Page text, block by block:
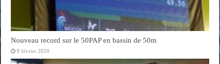
Nouveau record sur le 50PAP en bassin de 50m
8 février 2020